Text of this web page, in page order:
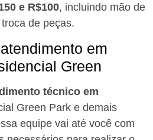
e R$100, incluindo mão de
de peças.
em
Green
técnico em
Green Park e demais
equipe vai até você com